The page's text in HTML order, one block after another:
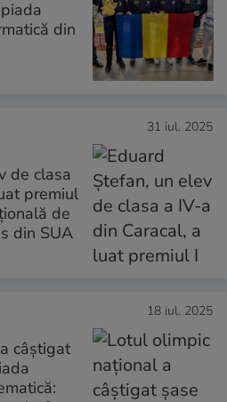
din
31 iul. 2025
de clasa
premiul
de
din SUA
18 iul. 2025
câștigat